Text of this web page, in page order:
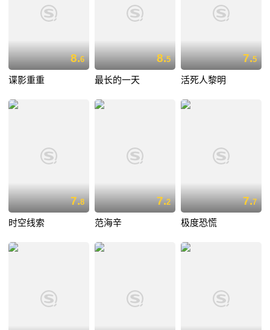
8.6
谍影重重
8.5
最长的一天
7.5
活死人黎明
7.8
时空线索
7.2
范海辛
7.7
极度恐慌